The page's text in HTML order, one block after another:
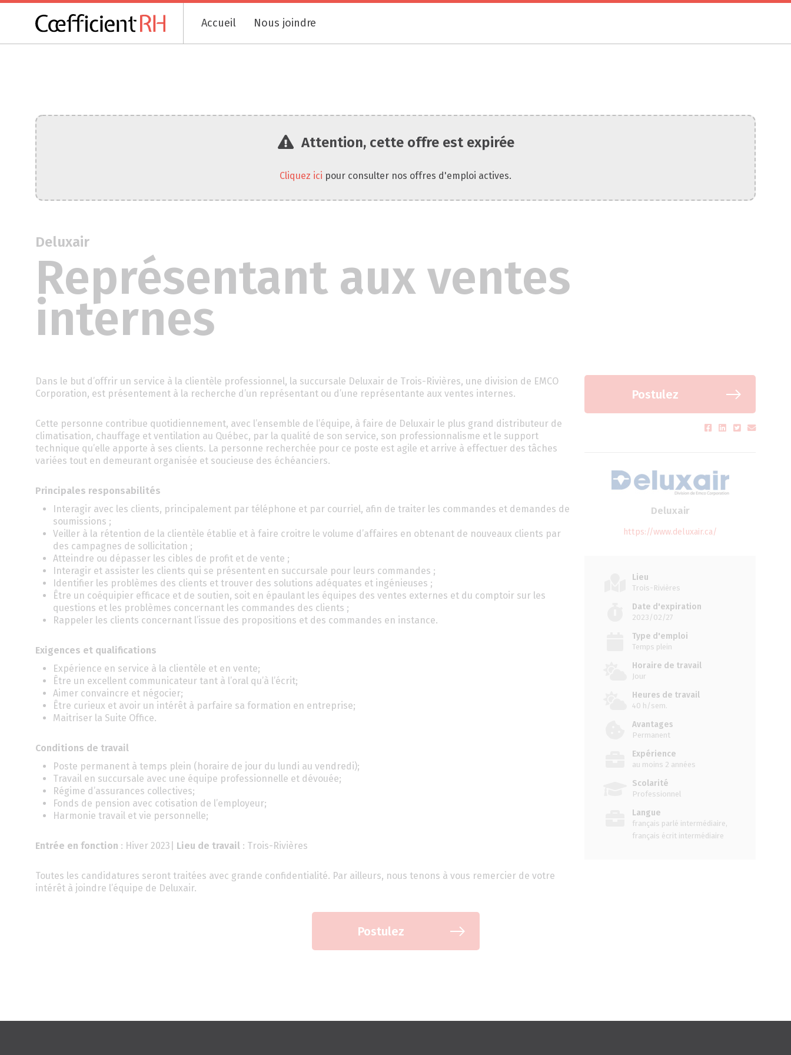
Accueil Nous joindre
Attention, cette offre est expirée
Cliquez ici pour consulter nos offres d'emploi actives.
Deluxair
Représentant aux ventes
internes
Dans le but d’offrir un service à la clientèle professionnel, la succursale Deluxair de Trois-Rivières, une division de EMCO
Corporation, est présentement à la recherche d’un représentant ou d’une représentante aux ventes internes.
Cette personne contribue quotidiennement, avec l’ensemble de l’équipe, à faire de Deluxair le plus grand distributeur de
climatisation, chauffage et ventilation au Québec, par la qualité de son service, son professionnalisme et le support
technique qu’elle apporte à ses clients. La personne recherchée pour ce poste est agile et arrive à effectuer des tâches
variées tout en demeurant organisée et soucieuse des échéanciers.
Principales responsabilités
Interagir avec les clients, principalement par téléphone et par courriel, afin de traiter les commandes et demandes de
soumissions ;
Veiller à la rétention de la clientèle établie et à faire croitre le volume d’affaires en obtenant de nouveaux clients par
des campagnes de sollicitation ;
Atteindre ou dépasser les cibles de profit et de vente ;
Interagir et assister les clients qui se présentent en succursale pour leurs commandes ;
Identifier les problèmes des clients et trouver des solutions adéquates et ingénieuses ;
Être un coéquipier efficace et de soutien, soit en épaulant les équipes des ventes externes et du comptoir sur les
questions et les problèmes concernant les commandes des clients ;
Rappeler les clients concernant l’issue des propositions et des commandes en instance.
Exigences et qualifications
Expérience en service à la clientèle et en vente;
Être un excellent communicateur tant à l’oral qu’à l’écrit;
Aimer convaincre et négocier;
Être curieux et avoir un intérêt à parfaire sa formation en entreprise;
Maitriser la Suite Office.
Conditions de travail
Poste permanent à temps plein (horaire de jour du lundi au vendredi);
Travail en succursale avec une équipe professionnelle et dévouée;
Régime d’assurances collectives;
Fonds de pension avec cotisation de l’employeur;
Harmonie travail et vie personnelle;
Entrée en fonction : Hiver 2023| Lieu de travail : Trois-Rivières
Toutes les candidatures seront traitées avec grande confidentialité. Par ailleurs, nous tenons à vous remercier de votre
intérêt à joindre l’équipe de Deluxair.
Postulez
Deluxair
https://www.deluxair.ca/
Lieu
Trois-Rivières
Date d'expiration
2023/02/27
Type d'emploi
Temps plein
Horaire de travail
Jour
Heures de travail
40 h/sem.
Avantages
Permanent
Expérience
au moins 2 années
Scolarité
Professionnel
Langue
français parlé intermédiaire,
français écrit intermédiaire
Postulez